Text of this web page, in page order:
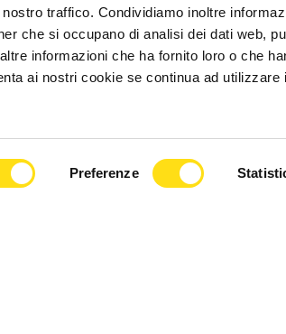
traffico. Condividiamo inoltre
che si occupano di analisi dei dati web,
informazioni che ha fornito loro o che
ai nostri cookie se continua ad utilizzare
Preferenze